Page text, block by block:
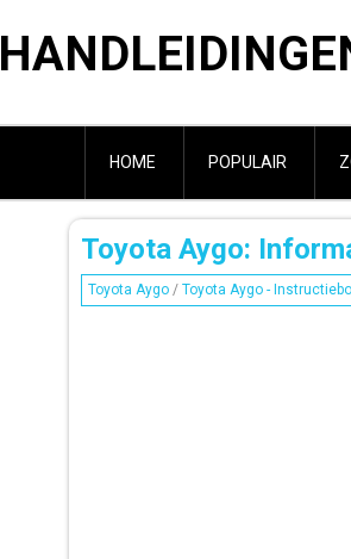
HOME POPULAIR
Toyota Aygo:
Toyota Aygo / Toyota Aygo -